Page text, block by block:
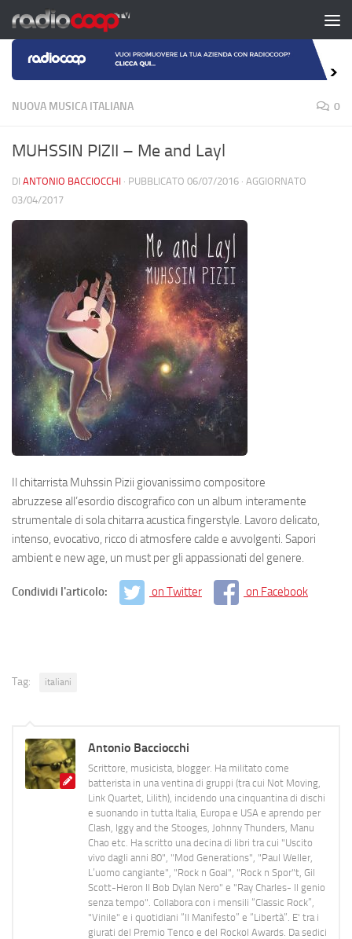
Salta al contenuto
NUOVA MUSICA ITALIANA 0
MUHSSIN PIZII – Me and Layl
DI ANTONIO BACCIOCCHI · PUBBLICATO 06/07/2016 · AGGIORNATO
03/04/2017
Il chitarrista Muhssin Pizii giovanissimo compositore
abruzzese all’esordio discografico con un album interamente
strumentale di sola chitarra acustica fingerstyle. Lavoro delicato,
intenso, evocativo, ricco di atmosfere calde e avvolgenti. Sapori
ambient e new age, un must per gli appassionati del genere.
Condividi l'articolo: on Twitter on Facebook
Tag: italiani
Antonio Bacciocchi
Scrittore, musicista, blogger. Ha militato come
batterista in una ventina di gruppi (tra cui Not Moving,
Link Quartet, Lilith), incidendo una cinquantina di dischi
e suonando in tutta Italia, Europa e USA e aprendo per
Clash, Iggy and the Stooges, Johnny Thunders, Manu
Chao etc. Ha scritto una decina di libri tra cui "Uscito
vivo dagli anni 80", "Mod Generations", "Paul Weller,
L’uomo cangiante", "Rock n Goal", "Rock n Spor"t, Gil
Scott-Heron Il Bob Dylan Nero" e "Ray Charles- Il genio
senza tempo". Collabora con i mensili “Classic Rock”,
"Vinile" e i quotidiani “Il Manifesto” e “Libertà”. E' tra i
giurati del Premio Tenco e del Rockol Awards. Da sedici